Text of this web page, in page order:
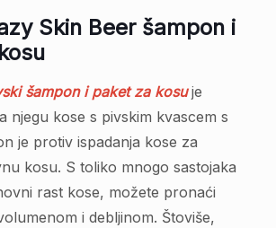
Skin Beer šampon i
šampon i paket za kosu je
njegu kose s pivskim kvascem s
je protiv ispadanja kose za
kosu. S toliko mnogo sastojaka
rast kose, možete pronaći
i debljinom. Štoviše,